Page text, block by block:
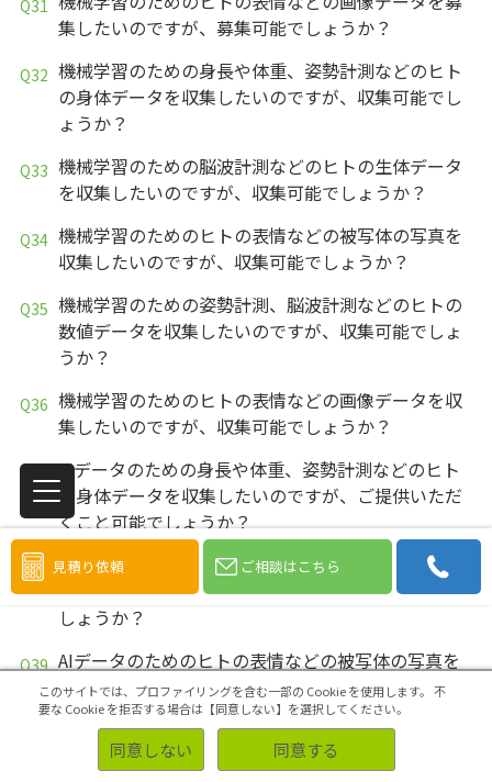
集したいのですが、募集可能でしょうか？
機械学習のための身長や体重、姿勢計測などのヒト
の身体データを収集したいのですが、収集可能でし
ょうか？
機械学習のための脳波計測などのヒトの生体データ
を収集したいのですが、収集可能でしょうか？
機械学習のためのヒトの表情などの被写体の写真を
収集したいのですが、収集可能でしょうか？
機械学習のための姿勢計測、脳波計測などのヒトの
数値データを収集したいのですが、収集可能でしょ
うか？
機械学習のためのヒトの表情などの画像データを収
集したいのですが、収集可能でしょうか？
AIデータのための身長や体重、姿勢計測などのヒト
の身体データを収集したいのですが、ご提供いただ
くこと可能でしょうか？
AIデータのための脳波計測などのヒトの生体データ
を収集したいのですが、ご提供いただくこと可能で
しょうか？
AIデータのためのヒトの表情などの被写体の写真を
収集したいのですが、ご提供いただくこと可能でし
ょうか？
AIデータのための姿勢計測、脳波計測などのヒトの
見積り依頼 ご相談はこちら
このサイトでは、プロファイリングを含む一部の Cookie を使用します。 不
要な Cookie を拒否する場合は【同意しない】を選択してください。
同意しない 同意する